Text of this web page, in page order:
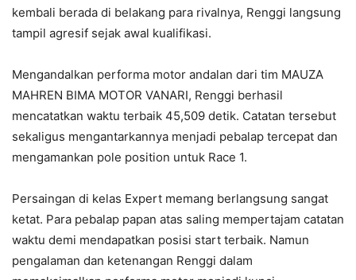
kembali berada di belakang para rivalnya, Renggi langsung
tampil agresif sejak awal kualifikasi.
Mengandalkan performa motor andalan dari tim MAUZA
MAHREN BIMA MOTOR VANARI, Renggi berhasil
mencatatkan waktu terbaik 45,509 detik. Catatan tersebut
sekaligus mengantarkannya menjadi pebalap tercepat dan
mengamankan pole position untuk Race 1.
Persaingan di kelas Expert memang berlangsung sangat
ketat. Para pebalap papan atas saling mempertajam catatan
waktu demi mendapatkan posisi start terbaik. Namun
pengalaman dan ketenangan Renggi dalam